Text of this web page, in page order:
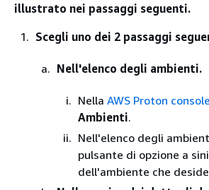
illustrato nei passaggi seguenti.
Scegli uno dei 2 passaggi
Nell'elenco degli ambienti.
Nella AWS Proton console
Ambienti.
Nell'elenco degli
pulsante di opzione a
dell'ambiente che